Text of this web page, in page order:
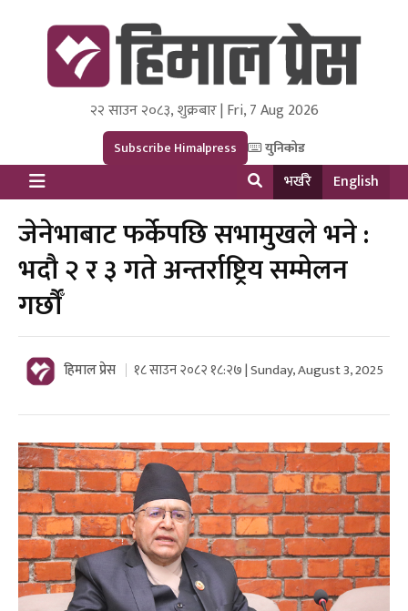
Himal Press
Dot NewsyNepal Media and Research Pvt Ltd.
२२ साउन २०८३, शुक्रबार | Fri, 7 Aug 2026
Subscribe Himalpress युनिकोड
भर्खरै English
जेनेभाबाट फर्केपछि सभामुखले भने :
भदौ २ र ३ गते अन्तर्राष्ट्रिय सम्मेलन
गर्छौँ
हिमाल प्रेस १८ साउन २०८२ १८:२७ | Sunday, August 3, 2025